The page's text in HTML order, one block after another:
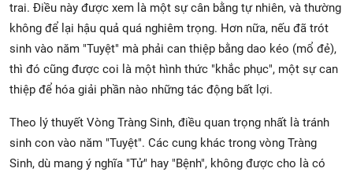
trai. Điều này được xem là một sự cân bằng tự nhiên, và thường
không để lại hậu quả quá nghiêm trọng. Hơn nữa, nếu đã trót
sinh vào năm "Tuyệt" mà phải can thiệp bằng dao kéo (mổ đẻ),
thì đó cũng được coi là một hình thức "khắc phục", một sự can
thiệp để hóa giải phần nào những tác động bất lợi.
Theo lý thuyết Vòng Tràng Sinh, điều quan trọng nhất là tránh
sinh con vào năm "Tuyệt". Các cung khác trong vòng Tràng
Sinh, dù mang ý nghĩa "Tử" hay "Bệnh", không được cho là có